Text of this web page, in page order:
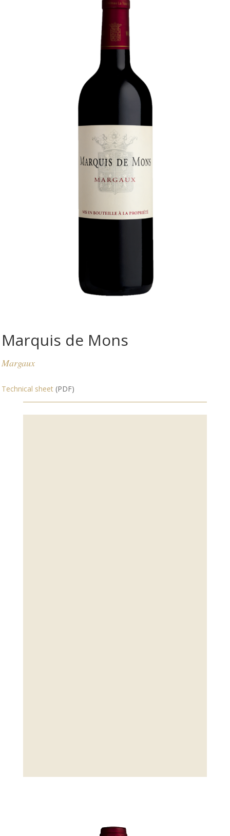
Marquis de Mons
Margaux
Technical sheet(PDF)